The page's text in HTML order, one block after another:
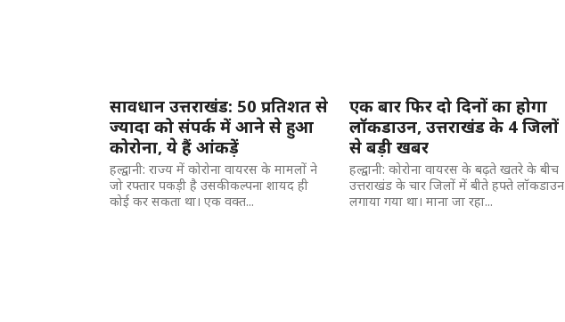
सावधान उत्तराखंड: 50 प्रतिशत से
ज्यादा को संपर्क में आने से हुआ
कोरोना, ये हैं आंकड़ें
हल्द्वानी: राज्य में कोरोना वायरस के मामलों ने
जो रफ्तार पकड़ी है उसकी कल्पना शायद ही
कोई कर सकता था। एक वक्त...
एक बार फिर दो दिनों का होगा
लॉकडाउन, उत्तराखंड के 4 जिलों
से बड़ी खबर
हल्द्वानी: कोरोना वायरस के बढ़ते खतरे के बीच
उत्तराखंड के चार जिलों में बीते हफ्ते लॉकडाउन
लगाया गया था। माना जा रहा...